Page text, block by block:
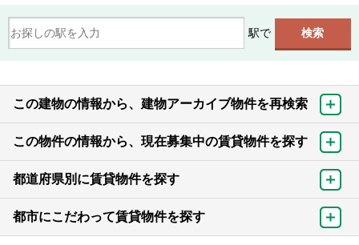
駅で
この建物の情報から、建物アーカイブ物件を再検索
この物件の情報から、現在募集中の賃貸物件を探す
都道府県別に賃貸物件を探す
都市にこだわって賃貸物件を探す